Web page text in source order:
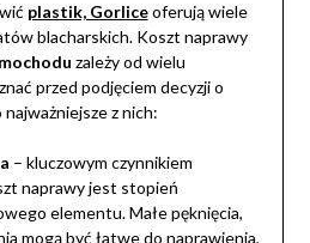
plastik, Gorlice oferują wiele
blacharskich. Koszt naprawy
zależy od wielu
przed podjęciem decyzji o
z nich:
– kluczowym czynnikiem
naprawy jest stopień
elementu. Małe pęknięcia,
mogą być łatwe do naprawienia,